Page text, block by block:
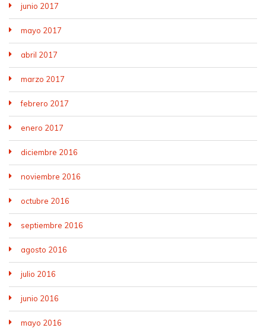
junio 2017
mayo 2017
abril 2017
marzo 2017
febrero 2017
enero 2017
diciembre 2016
noviembre 2016
octubre 2016
septiembre 2016
agosto 2016
julio 2016
junio 2016
mayo 2016